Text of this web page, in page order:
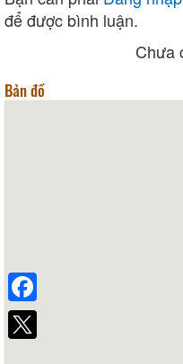
để được bình luận.
Chưa
Bản đồ
Facebook